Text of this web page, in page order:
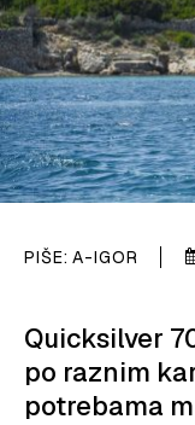
PLOVILA
PLOVIDBA
SPIZA
VELIKE
PIŠE: A-IGOR
Quicksilver
po raznim
potrebama